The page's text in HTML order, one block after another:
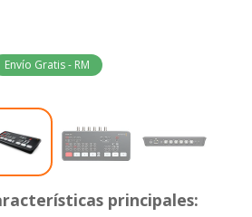
Envío Gratis - RM
principales: